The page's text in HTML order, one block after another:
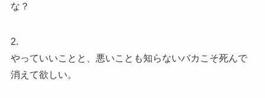
な？
2.
やっていいことと、悪いことも知らないバカこそ死んで
消えて欲しい。